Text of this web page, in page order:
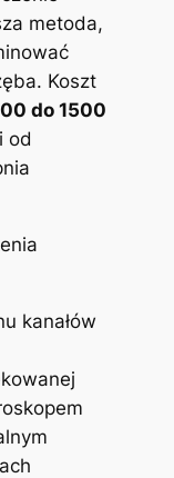
metoda,
Koszt
do ⁣1500
od‍
kanałów